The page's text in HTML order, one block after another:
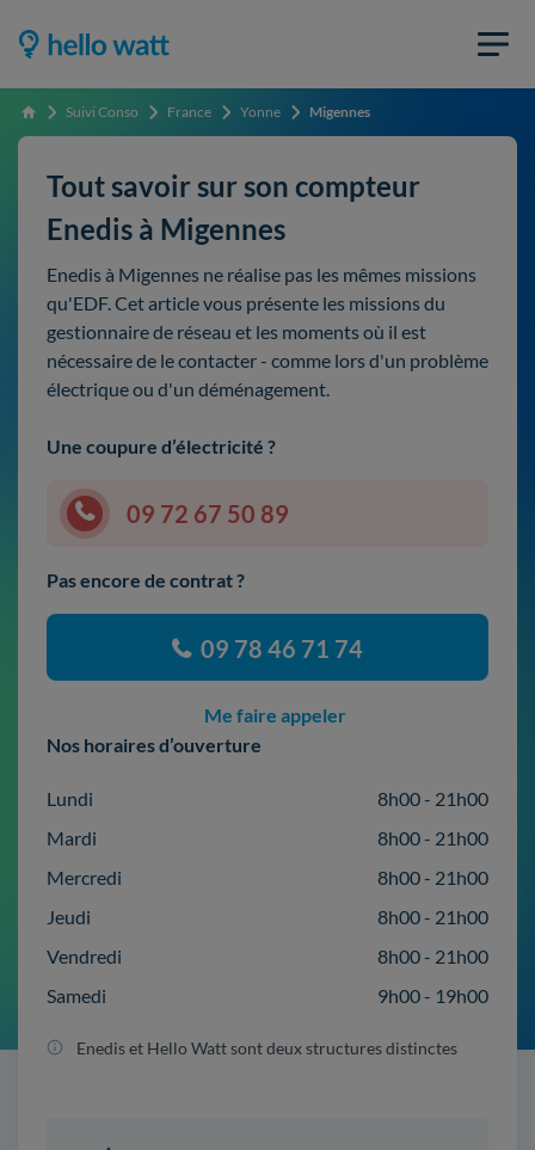
Accueil Suivi Conso France Yonne Migennes
Tout savoir sur son compteur
Enedis à Migennes
Enedis à Migennes ne réalise pas les mêmes missions
qu'EDF. Cet article vous présente les missions du
gestionnaire de réseau et les moments où il est
nécessaire de le contacter - comme lors d'un problème
électrique ou d'un déménagement.
Une coupure d’électricité ?
09 72 67 50 89
Pas encore de contrat ?
09 78 46 71 74
Me faire appeler
Nos horaires d’ouverture
Lundi
8h00 - 21h00
Mardi
8h00 - 21h00
Mercredi
8h00 - 21h00
Jeudi
8h00 - 21h00
Vendredi
8h00 - 21h00
Samedi
9h00 - 19h00
Enedis et Hello Watt sont deux structures distinctes